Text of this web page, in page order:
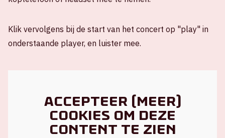
Klik vervolgens bij de start van het concert op "play" in
onderstaande player, en luister mee.
Accepteer (meer)
cookies om deze
content te zien